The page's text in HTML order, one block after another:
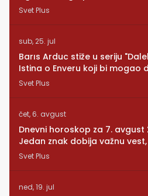
RUNDE je naša!
Svet Plus
sub, 25. jul
Barıs Arduc stiže u seriju
Istina o Enveru koji bi mogao
promeni sve
Svet Plus
čet, 6. avgust
Dnevni horoskop za 7. avgust
Jedan znak dobija važnu
se vraća osoba iz prošlosti
Svet Plus
ned, 19. jul